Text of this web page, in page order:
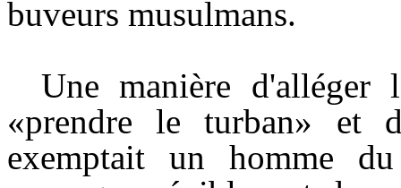
buveurs musulmans.
Une manière d'alléger
«prendre le turban» et
exemptait un homme